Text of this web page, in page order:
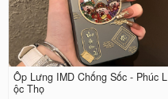
Ốp Lưng IMD Chống Sốc - Phúc L
ộc Thọ